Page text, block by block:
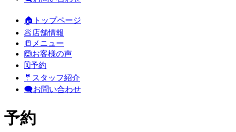
🏠トップページ
🥟店舗情報
📒メニュー
🙆お客様の声
🗓️予約
🤵スタッフ紹介
🗨️お問い合わせ
予約